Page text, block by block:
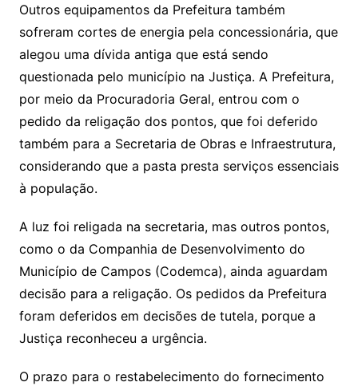
Outros equipamentos da Prefeitura também
sofreram cortes de energia pela concessionária, que
alegou uma dívida antiga que está sendo
questionada pelo município na Justiça. A Prefeitura,
por meio da Procuradoria Geral, entrou com o
pedido da religação dos pontos, que foi deferido
também para a Secretaria de Obras e Infraestrutura,
considerando que a pasta presta serviços essenciais
à população.
A luz foi religada na secretaria, mas outros pontos,
como o da Companhia de Desenvolvimento do
Município de Campos (Codemca), ainda aguardam
decisão para a religação. Os pedidos da Prefeitura
foram deferidos em decisões de tutela, porque a
Justiça reconheceu a urgência.
O prazo para o restabelecimento do fornecimento